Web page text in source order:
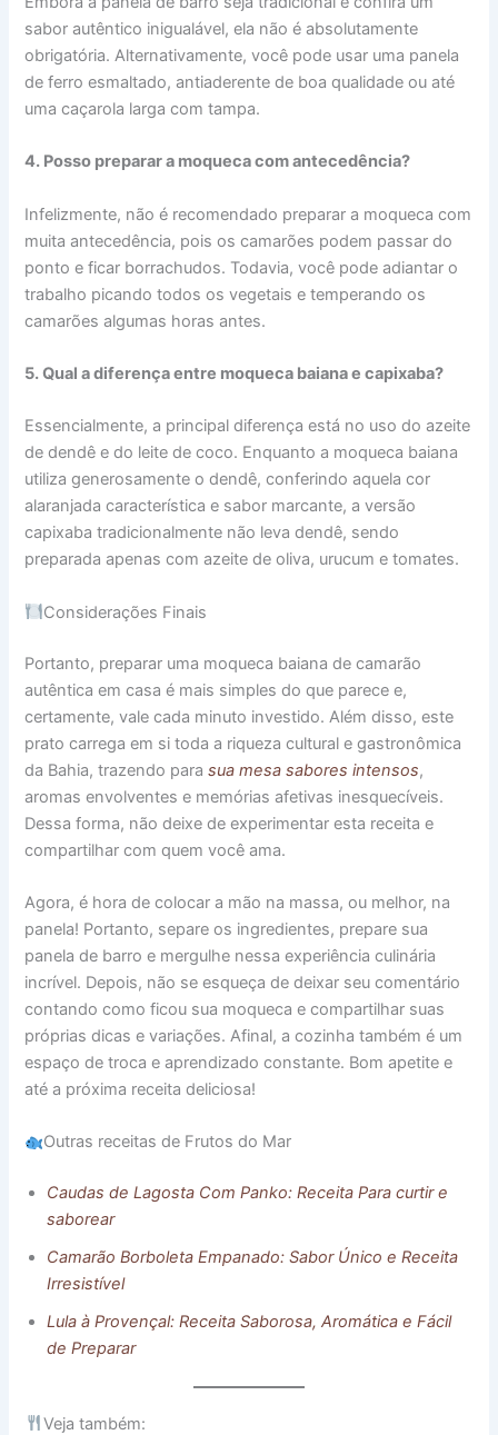
sabor autêntico inigualável, ela não é absolutamente
obrigatória. Alternativamente, você pode usar uma panela
de ferro esmaltado, antiaderente de boa qualidade ou até
uma caçarola larga com tampa.
4. Posso preparar a moqueca com antecedência?
Infelizmente, não é recomendado preparar a moqueca com
muita antecedência, pois os camarões podem passar do
ponto e ficar borrachudos. Todavia, você pode adiantar o
trabalho picando todos os vegetais e temperando os
camarões algumas horas antes.
5. Qual a diferença entre moqueca baiana e capixaba?
Essencialmente, a principal diferença está no uso do azeite
de dendê e do leite de coco. Enquanto a moqueca baiana
utiliza generosamente o dendê, conferindo aquela cor
alaranjada característica e sabor marcante, a versão
capixaba tradicionalmente não leva dendê, sendo
preparada apenas com azeite de oliva, urucum e tomates.
Considerações Finais
Portanto, preparar uma moqueca baiana de camarão
autêntica em casa é mais simples do que parece e,
certamente, vale cada minuto investido. Além disso, este
prato carrega em si toda a riqueza cultural e gastronômica
da Bahia, trazendo parasua mesa sabores intensos,
aromas envolventes e memórias afetivas inesquecíveis.
Dessa forma, não deixe de experimentar esta receita e
compartilhar com quem você ama.
Agora, é hora de colocar a mão na massa, ou melhor, na
panela! Portanto, separe os ingredientes, prepare sua
panela de barro e mergulhe nessa experiência culinária
incrível. Depois, não se esqueça de deixar seu comentário
contando como ficou sua moqueca e compartilhar suas
próprias dicas e variações. Afinal, a cozinha também é um
espaço de troca e aprendizado constante. Bom apetite e
até a próxima receita deliciosa!
Outras receitas de Frutos do Mar
Caudas de Lagosta Com Panko: Receita Para curtir e
saborear
Camarão Borboleta Empanado: Sabor Único e Receita
Irresistível
Lula à Provençal: Receita Saborosa, Aromática e Fácil
de Preparar
Veja também: